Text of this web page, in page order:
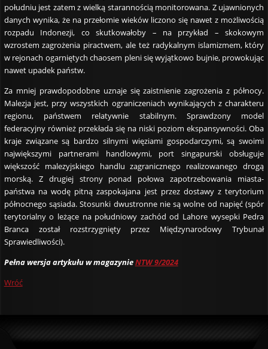
południu jest zatem z wielką starannością monitorowana. Z ujawnionych
danych wynika, że na przełomie wieków liczono się nawet z możliwością
rozpadu Indonezji, co skutkowałoby – na przykład – skokowym
wzrostem zagrożenia piractwem, ale też radykalnym islamizmem, który
w rejonach ogarniętych chaosem pleni się wyjątkowo bujnie, prowokując
nawet upadek państw.
Za mniej prawdopodobne uznaje się zaistnienie zagrożenia z północy.
Malezja jest, przy wszystkich ograniczeniach wynikających z charakteru
regionu, państwem relatywnie stabilnym. Sprawdzony model
federacyjny również przekłada się na niski poziom ekspansywności. Oba
kraje związane są bardzo silnymi więziami gospodarczymi, są swoimi
największymi partnerami handlowymi, port singapurski obsługuje
większość malezyjskiego handlu zagranicznego realizowanego drogą
morską. Z drugiej strony ponad połowa zapotrzebowania miasta-
państwa na wodę pitną zaspokajana jest przez dostawy z terytorium
północnego sąsiada. Stosunki dwustronne nie są wolne od napięć (spór
terytorialny o leżące na południowy zachód od Lahore wysepki Pedra
Branca został rozstrzygnięty przez Międzynarodowy Trybunał
Sprawiedliwości).
Pełna wersja artykułu w magazynieNTW 9/2024
Wróć